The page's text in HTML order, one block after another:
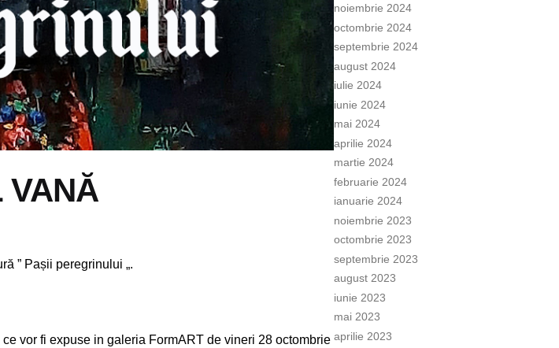
” Pașii peregrinului „.
vor fi expuse in galeria FormART de vineri 28 octombrie
noiembrie 2024
octombrie 2024
septembrie 2024
august 2024
iulie 2024
iunie 2024
mai 2024
aprilie 2024
martie 2024
februarie 2024
ianuarie 2024
noiembrie 2023
octombrie 2023
septembrie 2023
august 2023
iunie 2023
mai 2023
aprilie 2023